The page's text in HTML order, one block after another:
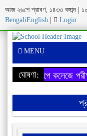
আজ ২৬শে শ্রাবণ, ১৪৩৩ বঙ্গাব্দ |
BengaliEnglish Login
MENU
ঘোষণা:
২য় ধাপে কলেজে